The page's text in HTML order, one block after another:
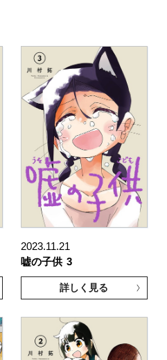
2023.11.21
嘘の子供 3
詳しく見る